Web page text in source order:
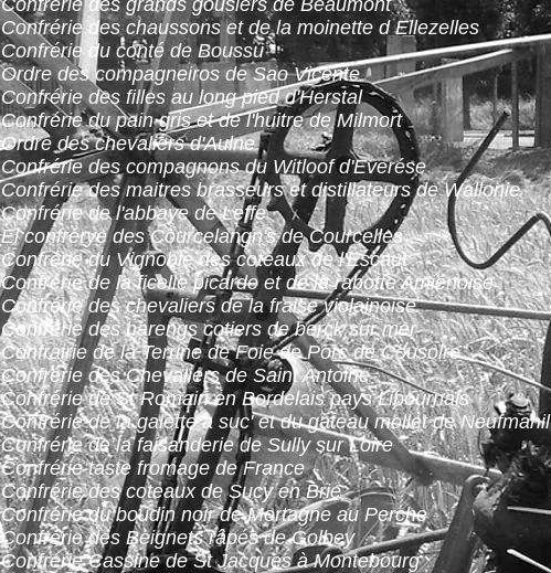
Confrérie des grands gousiers de Beaumont
Confrérie des chaussons et de la moinette d Ellezelles
Confrérie du conté de Boussu
Ordre des compagneiros de Sao Vicente
Confrérie des filles au long pied d'Herstal
Confrérie du pain gris et de l'huitre de Milmort
Ordre des chevaliers d'Aulne
Confrérie des compagnons du Witloof d'Everése
Confrérie des maitres brasseurs et distillateurs de Wallonie
Confrérie de l'abbaye de Leffe
El confrérye des Courcelangn's de Courcelles
Confrérie du Vignoble des coteaux de l'Escaut
Confrérie de la ficelle picarde et de la rabotte Amiénoise
Confrérie des chevaliers de la fraise violainoise
Confrérie des harengs cotiers de berck sur mer
Confrairie de la Terrine de Foie de Porc de Cousolre
Confrérie des Chevaliers de Saint Antoine
Confrérie de St Romain en Bordelais pays Libournais
Confrérie de la galette a suc' et du gateau mollet de Neufmanil
Confrérie de la faisanderie de Sully sur Loire
Confrérie taste fromage de France
Confrérie des coteaux de Sucy en Brie
Confrérie du boudin noir de Mortagne au Perche
Confrérie des Beignets râpés de Golbey
Confrérie Cassine de St Jacques à Montebourg